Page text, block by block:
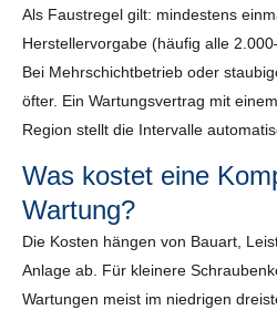
Als Faustregel gilt: mindestens
Herstellervorgabe (häufig alle
Bei Mehrschichtbetrieb oder
öfter. Ein Wartungsvertrag mit
Region stellt die Intervalle
Was kostet eine
Wartung?
Die Kosten hängen von Bauart,
Anlage ab. Für kleinere
Wartungen meist im niedrigen